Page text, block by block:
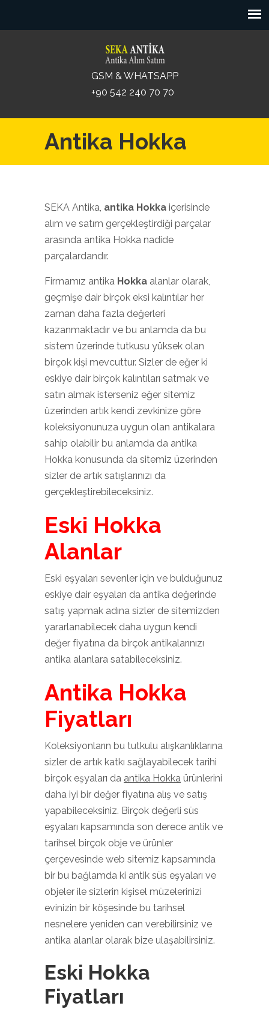
GSM & WHATSAPP
+90 542 240 70 70
Antika Hokka
SEKA Antika, antika Hokka içerisinde
alım ve satım gerçekleştirdiği parçalar
arasında antika Hokka nadide
parçalardandır.
Firmamız antika Hokka alanlar olarak,
geçmişe dair birçok eksi kalıntılar her
zaman daha fazla değerleri
kazanmaktadır ve bu anlamda da bu
sistem üzerinde tutkusu yüksek olan
birçok kişi mevcuttur. Sizler de eğer ki
eskiye dair birçok kalıntıları satmak ve
satın almak isterseniz eğer sitemiz
üzerinden artık kendi zevkinize göre
koleksiyonunuza uygun olan antikalara
sahip olabilir bu anlamda da antika
Hokka konusunda da sitemiz üzerinden
sizler de artık satışlarınızı da
gerçekleştirebileceksiniz.
Eski Hokka
Alanlar
Eski eşyaları sevenler için ve bulduğunuz
eskiye dair eşyaları da antika değerinde
satış yapmak adına sizler de sitemizden
yararlanabilecek daha uygun kendi
değer fiyatına da birçok antikalarınızı
antika alanlara satabileceksiniz.
Antika Hokka
Fiyatları
Koleksiyonların bu tutkulu alışkanlıklarına
sizler de artık katkı sağlayabilecek tarihi
birçok eşyaları da antika Hokka ürünlerini
daha iyi bir değer fiyatına alış ve satış
yapabileceksiniz. Birçok değerli süs
eşyaları kapsamında son derece antik ve
tarihsel birçok obje ve ürünler
çerçevesinde web sitemiz kapsamında
bir bu bağlamda ki antik süs eşyaları ve
objeler ile sizlerin kişisel müzelerinizi
evinizin bir köşesinde bu tarihsel
nesnelere yeniden can verebilirsiniz ve
antika alanlar olarak bize ulaşabilirsiniz.
Eski Hokka
Fiyatları